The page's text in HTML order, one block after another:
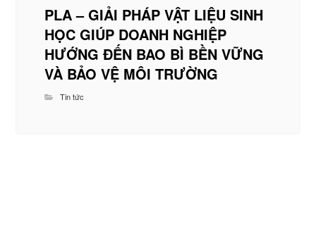
PLA – GIẢI PHÁP VẬT LIỆU SINH
HỌC GIÚP DOANH NGHIỆP
HƯỚNG ĐẾN BAO BÌ BỀN VỮNG
VÀ BẢO VỆ MÔI TRƯỜNG
Tin tức